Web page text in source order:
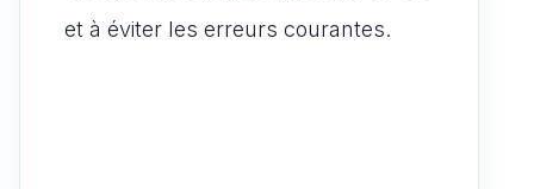
et à éviter les erreurs courantes.